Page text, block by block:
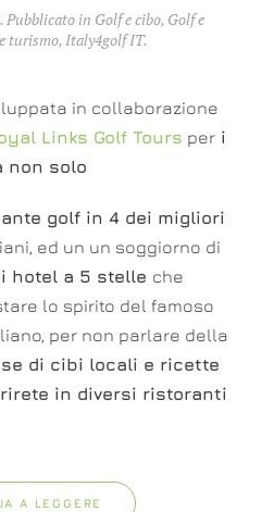
. Pubblicato in Golf e cibo, Golf e
turismo,Italy4golf IT.
in collaborazione
Links Golf Tours per i
non solo
golf in 4 dei migliori
ed un un soggiorno di
hotel a 5 stelle che
lo spirito del famoso
per non parlare della
di cibi locali e ricette
in diversi ristoranti
A LEGGERE